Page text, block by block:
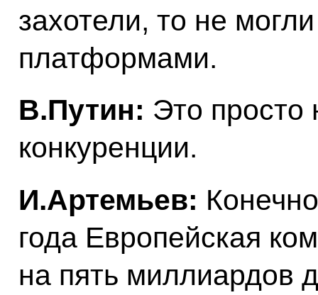
захотели, то не
платформами.
В.Путин: Это
конкуренции.
И.Артемьев:
года Европейская
на пять миллиардов